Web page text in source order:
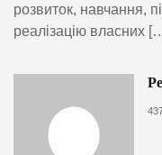
розвиток, навчання,
реалізацію власних